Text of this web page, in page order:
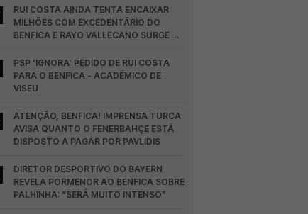
RUI COSTA AINDA TENTA ENCAIXAR
MILHÕES COM EXCEDENTÁRIO DO
BENFICA E RAYO VALLECANO SURGE NA
PSP 'IGNORA' PEDIDO DE RUI COSTA
PARA O BENFICA - ACADÉMICO DE
VISEU
ATENÇÃO, BENFICA! IMPRENSA TURCA
AVISA QUANTO O FENERBAHÇE ESTÁ
DISPOSTO A PAGAR POR PAVLIDIS
DIRETOR DESPORTIVO DO BAYERN
REVELA PORMENOR AO BENFICA SOBRE
PALHINHA: "SERÁ MUITO INTENSO"